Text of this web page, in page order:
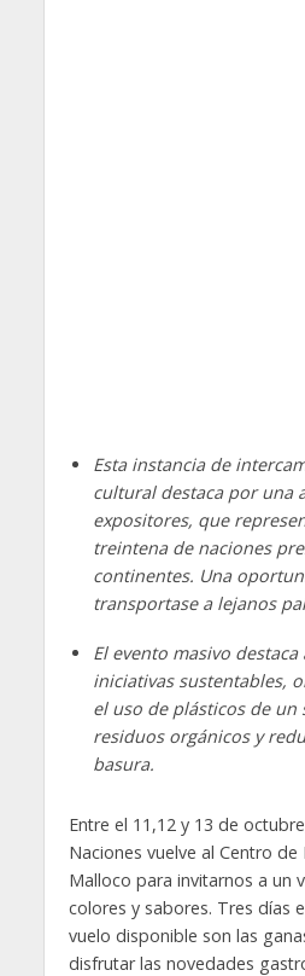
Esta instancia de
cultural destaca por una
expositores, que
treintena de naciones
continentes. Una
transportase a lejanos
El evento masivo
iniciativas sustentables,
el uso de plásticos de
residuos orgánicos y
basura.
Entre el 11,12 y 13 de
Naciones vuelve al Centro de
Malloco para invitarnos a un
colores y sabores. Tres días
vuelo disponible son las
disfrutar las novedades